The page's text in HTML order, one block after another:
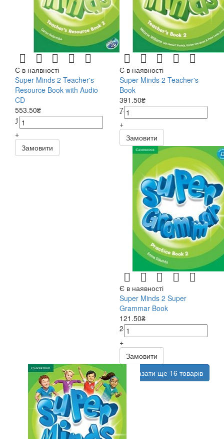
Є в наявності
Super Minds 2 Teacher's
Resource Book with Audio
CD
553.50₴
1107.00₴
-
+
Замовити
Є в наявності
Super Minds 2 Teacher's
Book
391.50₴
783.00₴
-
+
Замовити
Є в наявності
Super Minds 2 Super
Grammar Book
121.50₴
243.00₴
-
+
Замовити
Показати ще 16 товарів